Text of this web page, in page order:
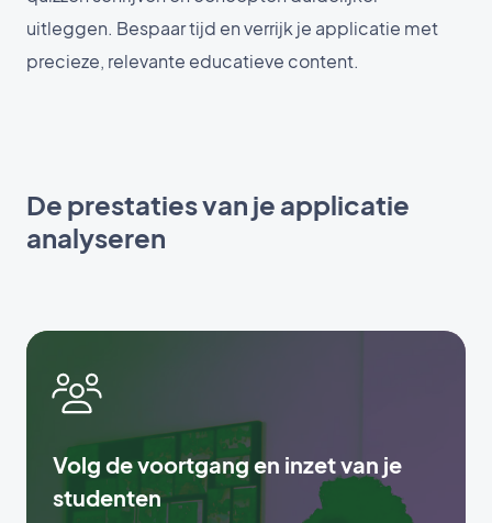
uitleggen. Bespaar tijd en verrijk je applicatie met
precieze, relevante educatieve content.
De prestaties van je applicatie
analyseren
Volg de voortgang en inzet van je
studenten